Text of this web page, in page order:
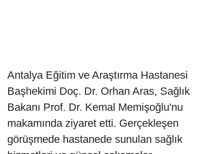
Antalya Eğitim ve Araştırma Hastanesi
Başhekimi Doç. Dr. Orhan Aras, Sağlık
Bakanı Prof. Dr. Kemal Memişoğlu'nu
makamında ziyaret etti. Gerçekleşen
görüşmede hastanede sunulan sağlık